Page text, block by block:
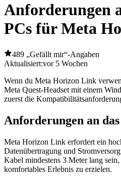
Anforderungen
PCs für Meta
489 „Gefällt mir“-Angaben
Aktualisiert:vor 5 Wochen
Wenn du Meta Horizon Link
Meta Quest-Headset mit einem
zuerst die
Anforderungen an
Meta Horizon Link erfordert ein
Datenübertragung und
Kabel mindestens 3 Meter lang
komfortables Erlebnis zu erzielen.